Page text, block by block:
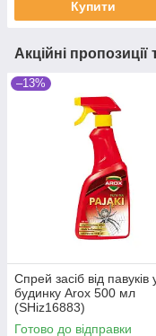
Купити
Акційні пропозиції
–13%
Спрей засіб від павуків
будинку Arox 500 мл
(SHiz16883)
Готово до відправки